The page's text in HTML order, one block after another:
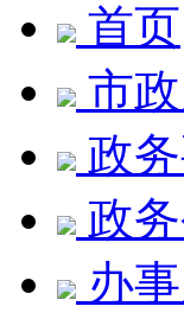
首页
市
政
政
办